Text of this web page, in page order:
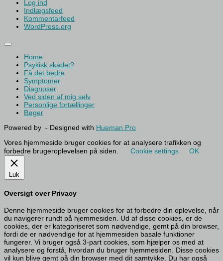
Log ind
Indlægsfeed
Kommentarfeed
WordPress.org
Home
Psykisk skadet?
Få det bedre
Symptomer
Diagnoser
Ved siden af mig selv
Personlige fortællinger
Bøger
Powered by - Designed with Hueman Pro
Vores hjemmeside bruger cookies for at analysere trafikken og
forbedre brugeroplevelsen på siden.
Cookie settings OK
Luk
Oversigt over Privacy
Denne hjemmeside bruger cookies for at forbedre din oplevelse, når
du navigerer rundt på hjemmesiden. Ud af disse cookies, er de
cookies, der er kategoriseret som nødvendige, gemt på din browser,
fordi de er nødvendige for at hjemmesiden basale funktioner
fungerer. Vi bruger også 3-part cookies, som hjælper os med at
analysere og forstå, hvordan du bruger hjemmesiden. Disse cookies
vil kun blive gemt på din browser med dit samtykke. Du har også